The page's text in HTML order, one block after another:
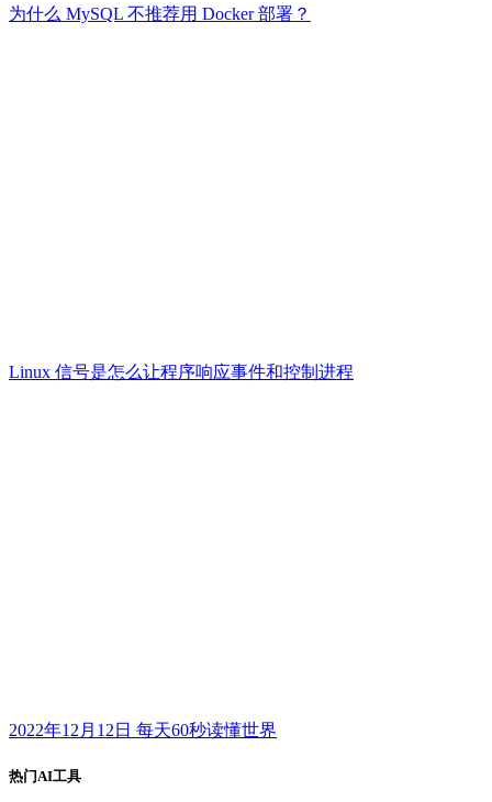
为什么 MySQL 不推荐用 Docker 部署？
Linux 信号是怎么让程序响应事件和控制进程
2022年12月12日 每天60秒读懂世界
热门AI工具